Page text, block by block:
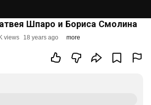
Шпаро и Бориса Смолина
views 18 years ago more